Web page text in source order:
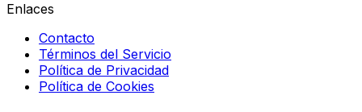
Enlaces
Contacto
Términos del Servicio
Política de Privacidad
Política de Cookies